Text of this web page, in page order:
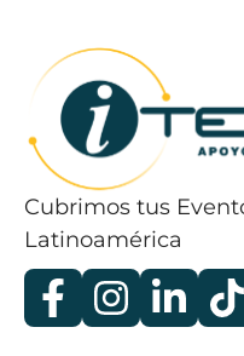
Cubrimos tus
Latinoamérica